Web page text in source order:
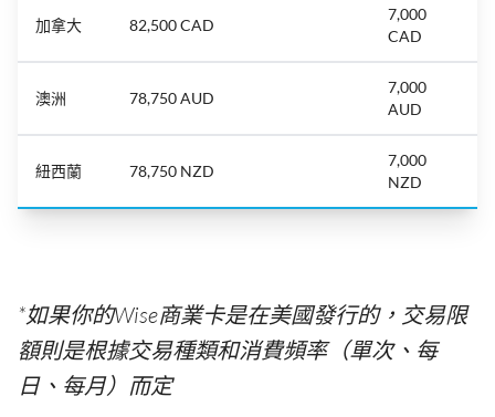
加拿大 82,500 CAD
7,000
CAD
澳洲 78,750 AUD
7,000
AUD
紐西蘭 78,750 NZD
7,000
NZD
*如果你的Wise商業卡是在美國發行的，交易限
額則是根據交易種類和消費頻率（單次、每
日、每月）而定